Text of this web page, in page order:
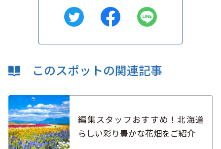
このスポットの関連記事
編集スタッフおすすめ！北海道
らしい彩り豊かな花畑をご紹介